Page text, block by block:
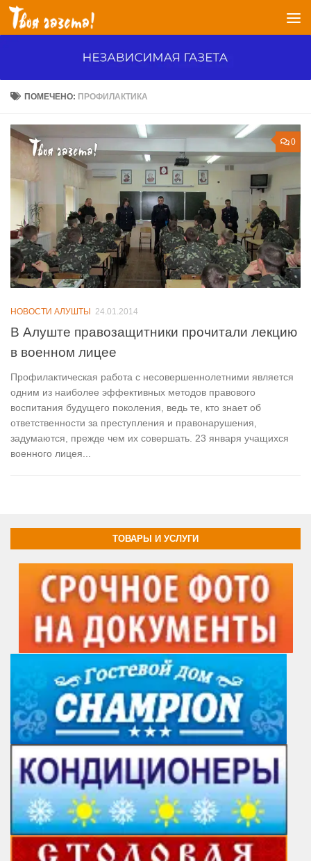
Перейти к содержимому
ПОМЕЧЕНО: ПРОФИЛАКТИКА
0
НОВОСТИ АЛУШТЫ 24.01.2014
В Алуште правозащитники прочитали лекцию
в военном лицее
Профилактическая работа с несовершеннолетними является
одним из наиболее эффективных методов правового
воспитания будущего поколения, ведь те, кто знает об
ответственности за преступления и правонарушения,
задумаются, прежде чем их совершать. 23 января учащихся
военного лицея...
ТОВАРЫ И УСЛУГИ